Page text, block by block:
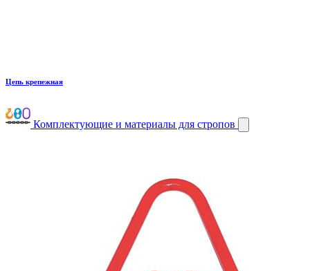
Цепь крепежная
Комплектующие и материалы для стропов